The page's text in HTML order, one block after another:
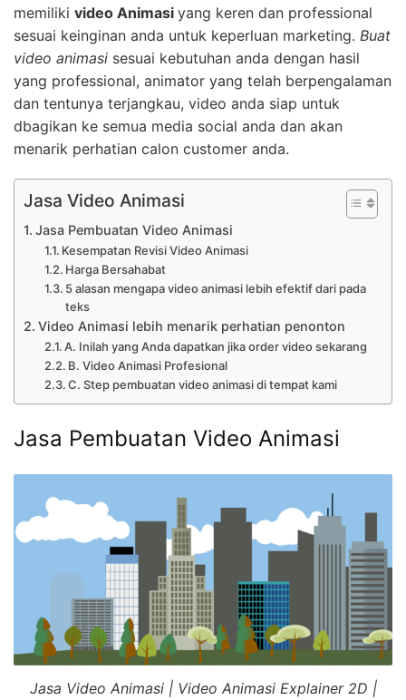
memiliki video Animasi yang keren dan professional
sesuai keinginan anda untuk keperluan marketing. Buat
video animasi sesuai kebutuhan anda dengan hasil
yang professional, animator yang telah berpengalaman
dan tentunya terjangkau, video anda siap untuk
dbagikan ke semua media social anda dan akan
menarik perhatian calon customer anda.
Jasa Video Animasi
Jasa Pembuatan Video Animasi
Kesempatan Revisi Video Animasi
Harga Bersahabat
5 alasan mengapa video animasi lebih efektif dari pada
teks
Video Animasi lebih menarik perhatian penonton
A. Inilah yang Anda dapatkan jika order video sekarang
B. Video Animasi Profesional
C. Step pembuatan video animasi di tempat kami
Jasa Pembuatan Video Animasi
Jasa Video Animasi | Video Animasi Explainer 2D |